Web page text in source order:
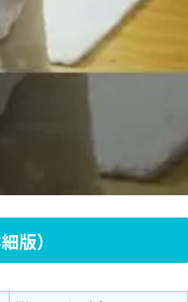
版）